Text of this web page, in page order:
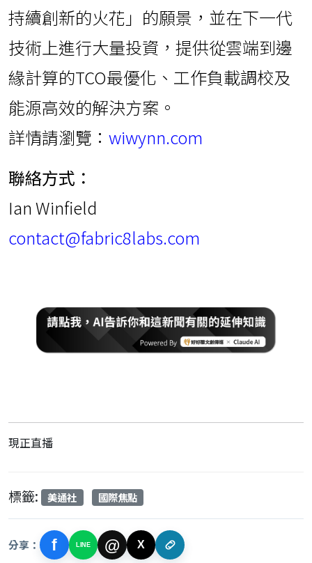
持續創新的火花」的願景，並在下一代
技術上進行大量投資，提供從雲端到邊
緣計算的TCO最優化、工作負載調校及
能源高效的解決方案。
詳情請瀏覽： wiwynn.com
聯絡方式：
Ian Winfield
contact@fabric8labs.com
現正直播
標籤: 美通社 國際焦點
分享： f LINE @ X